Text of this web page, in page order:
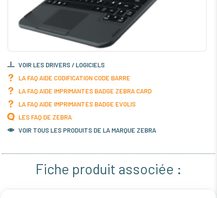
VOIR LES DRIVERS / LOGICIELS
LA FAQ AIDE CODIFICATION CODE BARRE
LA FAQ AIDE IMPRIMANTES BADGE ZEBRA CARD
LA FAQ AIDE IMPRIMANTES BADGE EVOLIS
LES FAQ DE ZEBRA
VOIR TOUS LES PRODUITS DE LA MARQUE ZEBRA
Fiche produit associée :